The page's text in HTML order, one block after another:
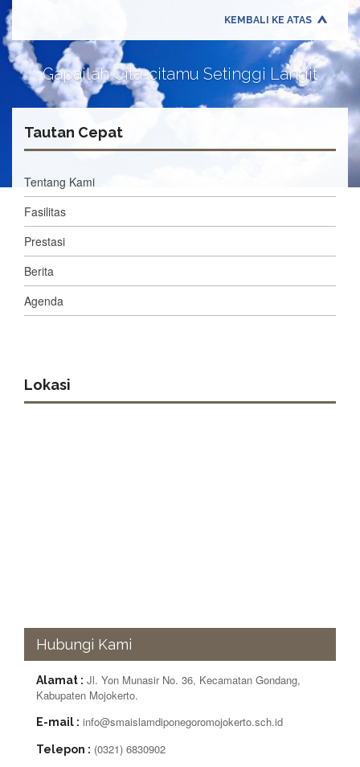
KEMBALI KE ATAS
Gapailah Cita-citamu Setinggi Langit
Tautan Cepat
Tentang Kami
Fasilitas
Prestasi
Berita
Agenda
Lokasi
Hubungi Kami
Alamat : Jl. Yon Munasir No. 36, Kecamatan Gondang,
Kabupaten Mojokerto.
E-mail : info@smaislamdiponegoromojokerto.sch.id
Telepon : (0321) 6830902